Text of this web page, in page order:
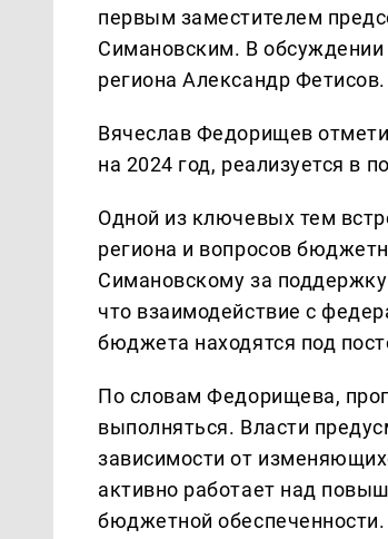
первым заместителем
Симановским. В обсуждении
региона Александр
Вячеслав Федорищев
на 2024 год, реализуется в
Одной из ключевых тем
региона и вопросов
Симановскому за
что взаимодействие с
бюджета находятся под
По словам Федорищева,
выполняться. Власти
зависимости от
активно работает над
бюджетной